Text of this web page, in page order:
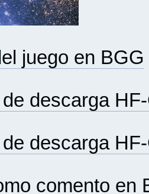
juego en BGG
descarga
descarga
comento en